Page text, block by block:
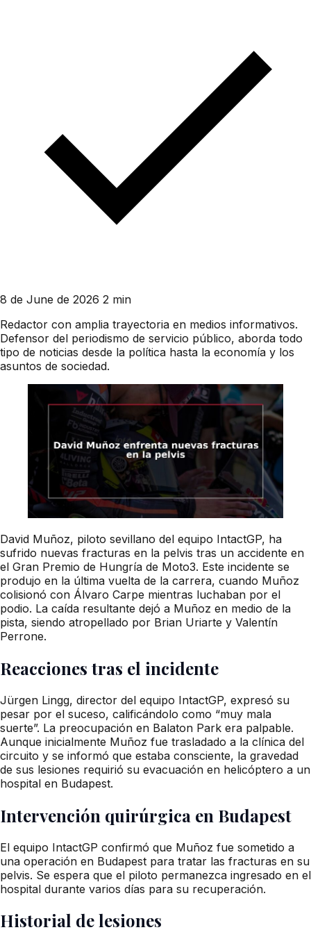
8 de June de 2026 2 min
Redactor con amplia trayectoria en medios informativos.
Defensor del periodismo de servicio público, aborda todo
tipo de noticias desde la política hasta la economía y los
asuntos de sociedad.
David Muñoz, piloto sevillano del equipo IntactGP, ha
sufrido nuevas fracturas en la pelvis tras un accidente en
el Gran Premio de Hungría de Moto3. Este incidente se
produjo en la última vuelta de la carrera, cuando Muñoz
colisionó con Álvaro Carpe mientras luchaban por el
podio. La caída resultante dejó a Muñoz en medio de la
pista, siendo atropellado por Brian Uriarte y Valentín
Perrone.
Reacciones tras el incidente
Jürgen Lingg, director del equipo IntactGP, expresó su
pesar por el suceso, calificándolo como “muy mala
suerte”. La preocupación en Balaton Park era palpable.
Aunque inicialmente Muñoz fue trasladado a la clínica del
circuito y se informó que estaba consciente, la gravedad
de sus lesiones requirió su evacuación en helicóptero a un
hospital en Budapest.
Intervención quirúrgica en Budapest
El equipo IntactGP confirmó que Muñoz fue sometido a
una operación en Budapest para tratar las fracturas en su
pelvis. Se espera que el piloto permanezca ingresado en el
hospital durante varios días para su recuperación.
Historial de lesiones